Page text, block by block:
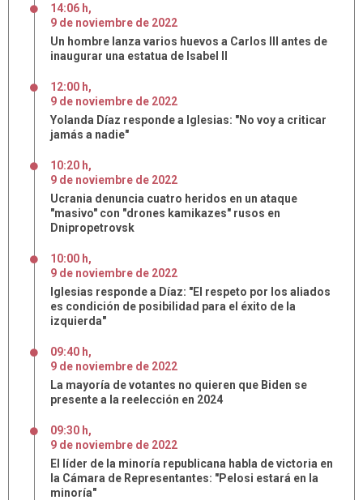
14:06 h,
9 de noviembre de 2022
Un hombre lanza varios huevos a Carlos III antes de
inaugurar una estatua de Isabel II
12:00 h,
9 de noviembre de 2022
Yolanda Díaz responde a Iglesias: "No voy a criticar
jamás a nadie"
10:20 h,
9 de noviembre de 2022
Ucrania denuncia cuatro heridos en un ataque
"masivo" con "drones kamikazes" rusos en
Dnipropetrovsk
10:00 h,
9 de noviembre de 2022
Iglesias responde a Díaz: "El respeto por los aliados
es condición de posibilidad para el éxito de la
izquierda"
09:40 h,
9 de noviembre de 2022
La mayoría de votantes no quieren que Biden se
presente a la reelección en 2024
09:30 h,
9 de noviembre de 2022
El líder de la minoría republicana habla de victoria en
la Cámara de Representantes: "Pelosi estará en la
minoría"